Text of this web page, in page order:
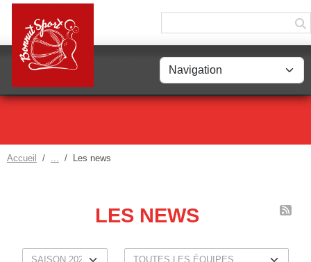
Accueil Les news
LES NEWS